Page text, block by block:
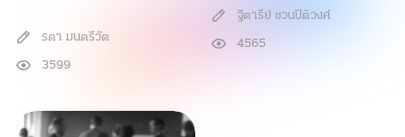
รตา มนตรีวัต
3599
ฐิตารีย์ ชวนปิติวงศ์
4565